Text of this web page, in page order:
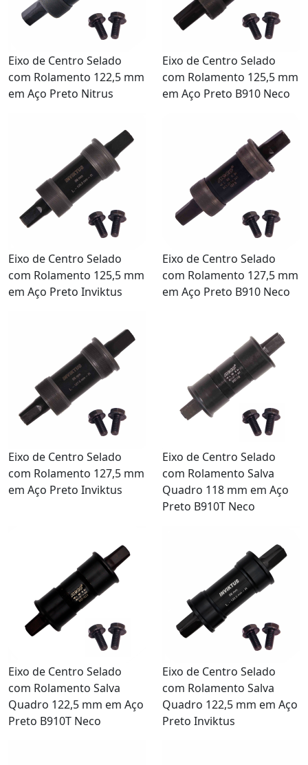
Eixo de Centro Selado
com Rolamento 122,5 mm
em Aço Preto Nitrus
Eixo de Centro Selado
com Rolamento 125,5 mm
em Aço Preto B910 Neco
Eixo de Centro Selado
com Rolamento 125,5 mm
em Aço Preto Inviktus
Eixo de Centro Selado
com Rolamento 127,5 mm
em Aço Preto B910 Neco
Eixo de Centro Selado
com Rolamento 127,5 mm
em Aço Preto Inviktus
Eixo de Centro Selado
com Rolamento Salva
Quadro 118 mm em Aço
Preto B910T Neco
Eixo de Centro Selado
com Rolamento Salva
Quadro 122,5 mm em Aço
Preto B910T Neco
Eixo de Centro Selado
com Rolamento Salva
Quadro 122,5 mm em Aço
Preto Inviktus